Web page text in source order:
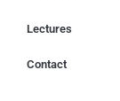
Lectures
Contact